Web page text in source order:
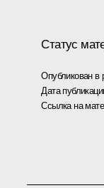
Статус
Опубликован в
Дата
Ссылка на